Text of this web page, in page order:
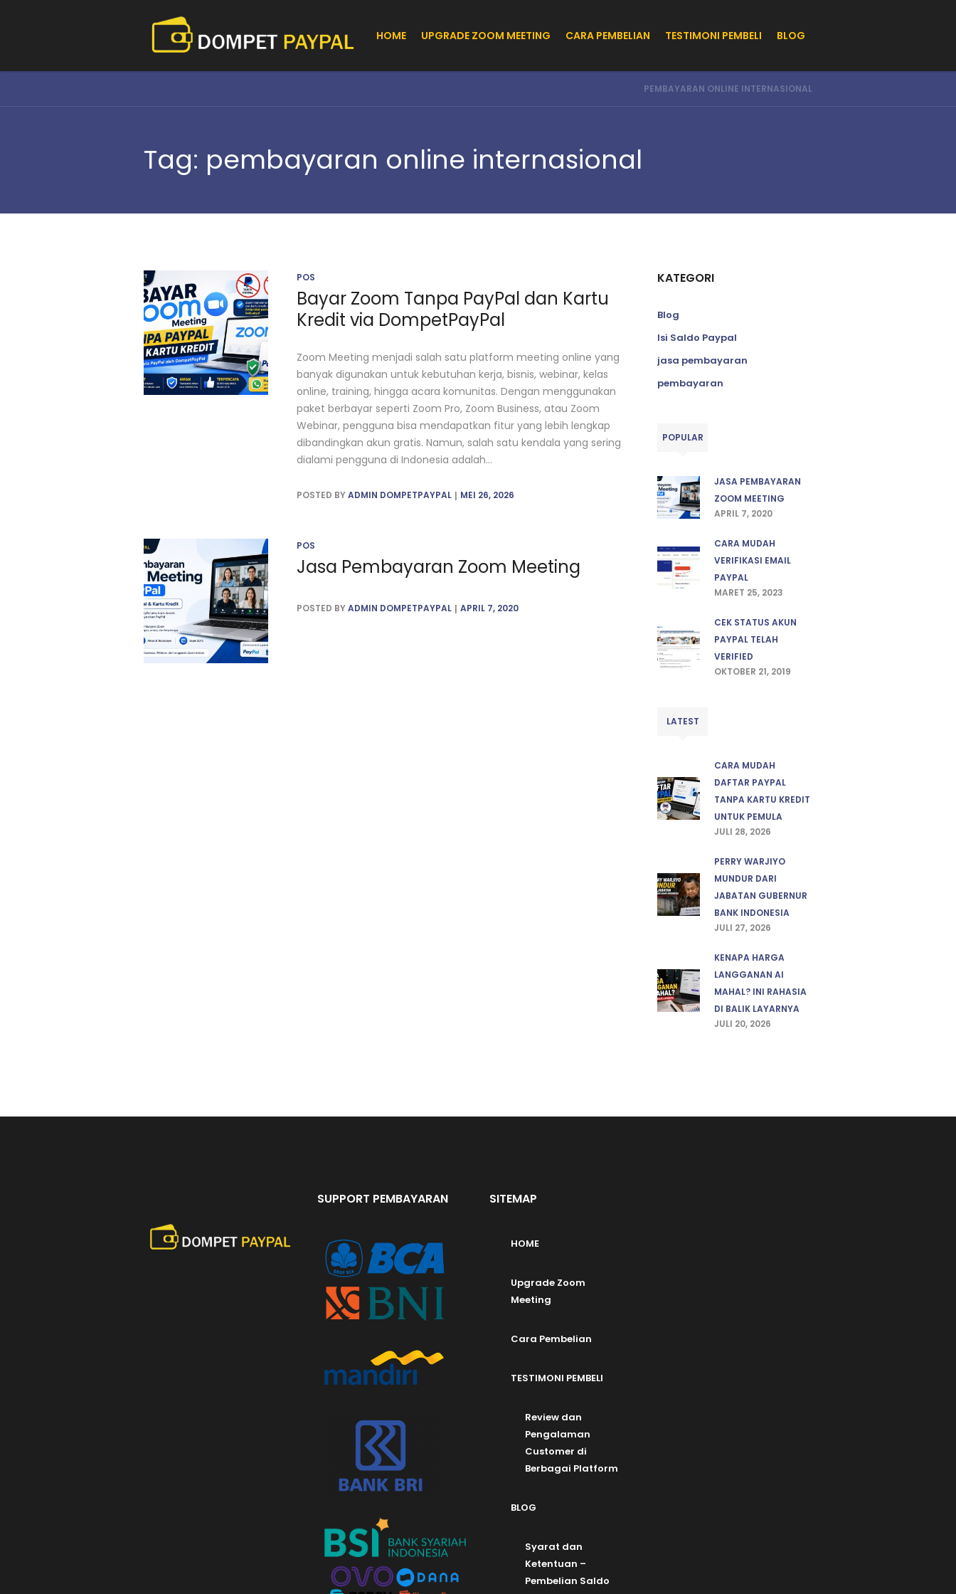
HOME UPGRADE ZOOM MEETING CARA PEMBELIAN TESTIMONI PEMBELI BLOG
PEMBAYARAN ONLINE INTERNASIONAL
Tag: pembayaran online internasional
POS
Bayar Zoom Tanpa PayPal dan Kartu
Kredit via DompetPayPal
Zoom Meeting menjadi salah satu platform meeting online yang
banyak digunakan untuk kebutuhan kerja, bisnis, webinar, kelas
online, training, hingga acara komunitas. Dengan menggunakan
paket berbayar seperti Zoom Pro, Zoom Business, atau Zoom
Webinar, pengguna bisa mendapatkan fitur yang lebih lengkap
dibandingkan akun gratis. Namun, salah satu kendala yang sering
dialami pengguna di Indonesia adalah...
POSTED BYADMIN DOMPETPAYPAL MEI 26, 2026
POS
Jasa Pembayaran Zoom Meeting
POSTED BYADMIN DOMPETPAYPAL APRIL 7, 2020
KATEGORI
Blog
Isi Saldo Paypal
jasa pembayaran
pembayaran
POPULAR
JASA PEMBAYARAN
ZOOM MEETING
APRIL 7, 2020
CARA MUDAH
VERIFIKASI EMAIL
PAYPAL
MARET 25, 2023
CEK STATUS AKUN
PAYPAL TELAH
VERIFIED
OKTOBER 21, 2019
LATEST
CARA MUDAH
DAFTAR PAYPAL
TANPA KARTU KREDIT
UNTUK PEMULA
JULI 28, 2026
PERRY WARJIYO
MUNDUR DARI
JABATAN GUBERNUR
BANK INDONESIA
JULI 27, 2026
KENAPA HARGA
LANGGANAN AI
MAHAL? INI RAHASIA
DI BALIK LAYARNYA
JULI 20, 2026
SUPPORT PEMBAYARAN SITEMAP
HOME
Upgrade Zoom
Meeting
Cara Pembelian
TESTIMONI PEMBELI
Review dan
Pengalaman
Customer di
Berbagai Platform
BLOG
Syarat dan
Ketentuan –
Pembelian Saldo